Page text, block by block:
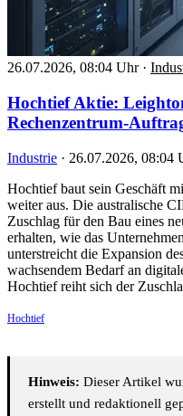
26.07.2026, 08:04 Uhr ·
Hochtief Aktie:
Rechenzentrum-
Industrie · 26.07.2026, 08:04
Hochtief baut sein Geschäft
weiter aus. Die australische
Zuschlag für den Bau eines
erhalten, wie das
unterstreicht die Expansion
wachsendem Bedarf an
Hochtief reiht sich der
Hochtief
Hinweis: Dieser Artikel
erstellt und redaktionell